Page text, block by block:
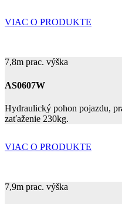
VIAC O PRODUKTE
7,8m prac. výška
AS0607W
Hydraulický pohon pojazdu,
zaťaženie 230kg.
VIAC O PRODUKTE
7,9m prac. výška